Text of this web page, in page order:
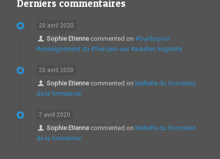
Derniers commentaires
20 avril 2020
Sophie Etiennecommented on #Guide pour
#enseignement du #français aux #adultes migrants
20 avril 2020
Sophie Etiennecommented on Mallette du formateur
de la formatrice
7 avril 2020
Sophie Etiennecommented on Mallette du formateur
de la formatrice